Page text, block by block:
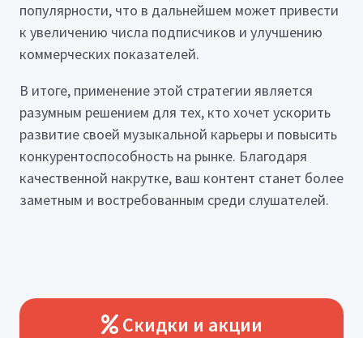
популярности, что в дальнейшем может привести
к увеличению числа подписчиков и улучшению
коммерческих показателей.
В итоге, применение этой стратегии является
разумным решением для тех, кто хочет ускорить
развитие своей музыкальной карьеры и повысить
конкурентоспособность на рынке. Благодаря
качественной накрутке, ваш контент станет более
заметным и востребованным среди слушателей.
Скидки и акции